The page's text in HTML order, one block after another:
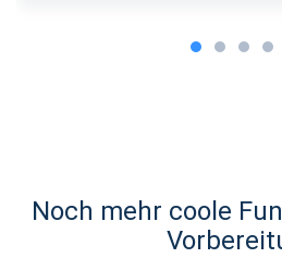
Noch mehr coole
Seien Sie der Erste, der die
Krypto-